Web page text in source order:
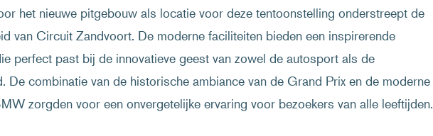
het nieuwe pitgebouw als locatie voor deze tentoonstelling onderstreept de
van Circuit Zandvoort. De moderne faciliteiten bieden een inspirerende
perfect past bij de innovatieve geest van zowel de autosport als de
De combinatie van de historische ambiance van de Grand Prix en de moderne
zorgden voor een onvergetelijke ervaring voor bezoekers van alle leeftijden.